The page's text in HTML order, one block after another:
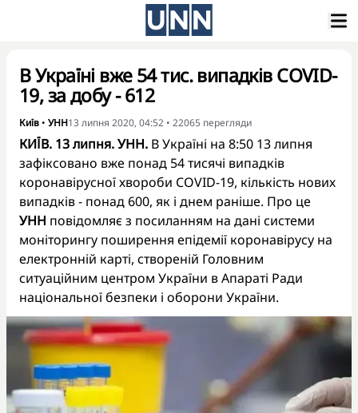
В Україні вже 54 тис. випадків COVID-
19, за добу - 612
Київ • УНН13 липня 2020, 04:52 • 22065 перегляди
КИЇВ. 13 липня. УНН. В Україні на 8:50 13 липня
зафіксовано вже понад 54 тисячі випадків
коронавірусної хвороби COVID-19, кількість нових
випадків - понад 600, як і днем раніше. Про це
УНН повідомляє з посиланням на дані системи
моніторингу поширення епідемії коронавірусу на
електронній карті, створеній Головним
ситуаційним центром України в Апараті Ради
національної безпеки і оборони України.